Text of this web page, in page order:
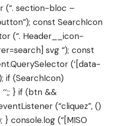
(“. section-bloc –
const SearchIcon
(“. Header__icon-
svg “); const
(‘[data-
if (SearchIcon)
‘;; } if (btn &&
(“cliquez”, ()
} console.log (“[MISO